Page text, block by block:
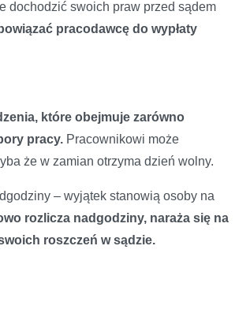
dochodzić swoich praw przed sądem
pracodawcę do wypłaty
które obejmuje zarówno
pracy. Pracownikowi może
że w zamian otrzyma dzień wolny.
– wyjątek stanowią osoby na
rozlicza nadgodziny, naraża się na
roszczeń w sądzie.